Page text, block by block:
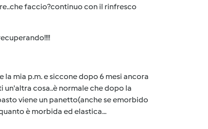
faccio?continuo con il rinfresco
mia p.m. e siccone dopo 6 mesi ancora
cosa..è normale che dopo la
viene un panetto(anche se emorbido
è morbida ed elastica...